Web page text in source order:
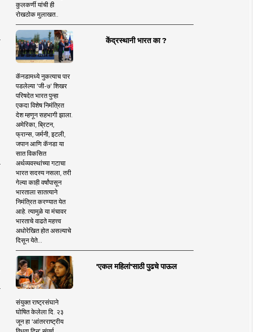
कुलकर्णी यांची ही
रोखठोक मुलाखत..
केंद्रस्थानी भारत का ?
कॅनडामध्ये नुकत्याच पार
पडलेल्या 'जी-७' शिखर
परिषदेत भारत पुन्हा
एकदा विशेष निमंत्रित
देश म्हणून सहभागी झाला.
अमेरिका, ब्रिटन,
फ्रान्स, जर्मनी, इटली,
जपान आणि कॅनडा या
सात विकसित
अर्थव्यवस्थांच्या गटाचा
भारत सदस्य नसला, तरी
गेल्या काही वर्षांपासून
भारताला सातत्याने
निमंत्रित करण्यात येत
आहे. त्यामुळे या मंचावर
भारताचे वाढते महत्त्व
अधोरेखित होत असल्याचे
दिसून येते...
'एकल महिलां'साठी पुढचे पाऊल
संयुक्त राष्ट्रसंघाने
घोषित केलेला दि. २३
जून हा 'आंतरराष्ट्रीय